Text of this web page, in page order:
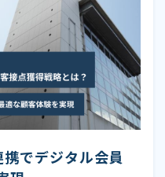
でデジタル会員